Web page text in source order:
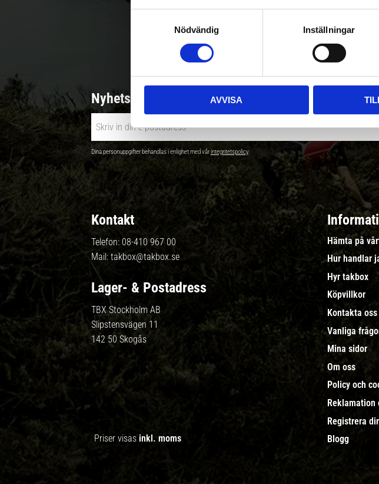
e
s
v
a
Nödvändig Inställningar
AVVISA
Betala säkert || Snabba
Nyhetsbrev - Ta del av nyheter & erbjudanden
Dina personuppgifter behandlas i enlighet med vårintegritetspolicy.
Kontakt
Telefon: 08-410 967 00
Mail: takbox@takbox.se
Lager- & Postadress
TBX Stockholm AB
Slipstensvägen 11
142 50 Skogås
Hämta på
Hur handlar
Hyr takbox
Köpvillkor
Kontakta
Vanliga
Mina sidor
Om oss
Policy och
Reklamation
Registrera
Blogg
Priser visas inkl. moms